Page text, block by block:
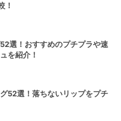
！
選！おすすめのプチプラや速
を紹介！
52選！落ちないリップをプチ